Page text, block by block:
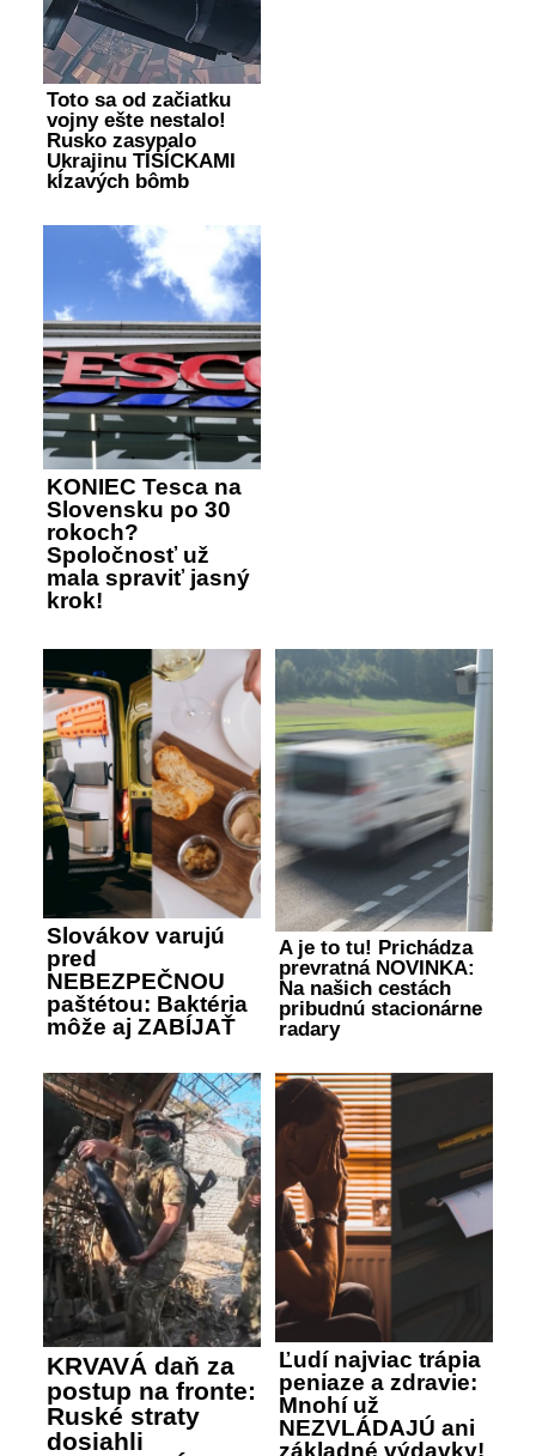
Toto sa od začiatku
vojny ešte nestalo!
Rusko zasypalo
Ukrajinu TISÍCKAMI
kĺzavých bômb
KONIEC Tesca na
Slovensku po 30
rokoch?
Spoločnosť už
mala spraviť jasný
krok!
Slovákov varujú
pred
NEBEZPEČNOU
paštétou: Baktéria
môže aj ZABÍJAŤ
A je to tu! Prichádza
prevratná NOVINKA:
Na našich cestách
pribudnú stacionárne
radary
KRVAVÁ daň za
postup na fronte:
Ruské straty
dosiahli
Ľudí najviac trápia
peniaze a zdravie:
Mnohí už
NEZVLÁDAJÚ ani
základné výdavky!